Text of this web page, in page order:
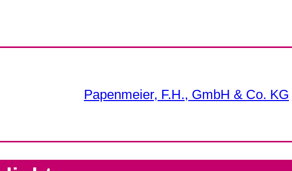
Papenmeier, F.H., GmbH & Co. KG